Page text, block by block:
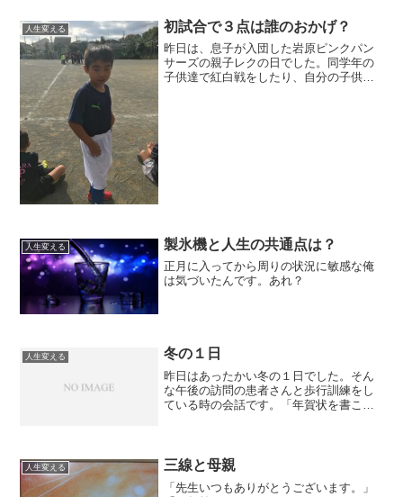
人生変える 初試合で３点は誰のおかげ？
昨日は、息子が入団した岩原ピンクパン
サーズの親子レクの日でした。同学年の
子供達で紅白戦をしたり、自分の子供達
人生変える 製氷機と人生の共通点は？
正月に入ってから周りの状況に敏感な俺
は気づいたんです。あれ？
人生変える 冬の１日
昨日はあったかい冬の１日でした。そん
な午後の訪問の患者さんと歩行訓練をし
ている時の会話です。「年賀状を書こう
俺が代筆で書きましょうか...
人生変える 三線と母親
「先生いつもありがとうございます。」